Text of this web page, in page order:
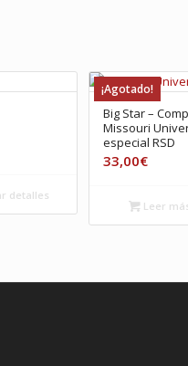
detalles
¡Agotado!
Big Star –
Missouri
especial RSD
33,00€
Leer